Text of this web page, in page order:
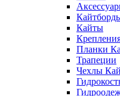
Кайты
Планки
Трапеции
Чехлы